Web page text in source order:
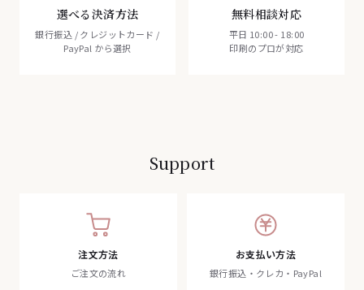
選べる決済方法
銀行振込 / クレジットカード /
PayPal から選択
無料相談対応
平日 10:00 - 18:00
印刷のプロが対応
Support
注文方法
ご注文の流れ
お支払い方法
銀行振込・クレカ・PayPal